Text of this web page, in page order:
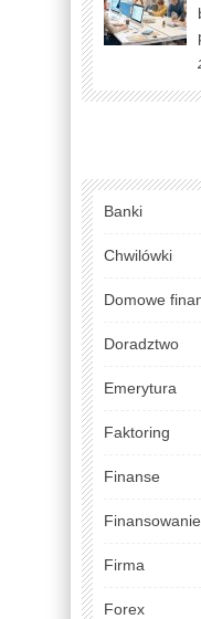
Banki
Chwilówki
Domowe
Doradztwo
Emerytura
Faktoring
Finanse
Finansowanie
Firma
Forex